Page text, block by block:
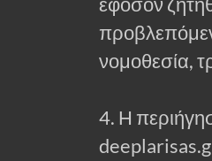
νομοθεσία,
4. Η